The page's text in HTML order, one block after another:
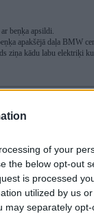
of your
the below opt-out
is processed
utilized by us
may separately
beņķa apsildi.
apakšējā daļa BMW
ziņa kādu labu elektriķi
un ar to rokas
ka viņš pats nemainās
sataisīt.